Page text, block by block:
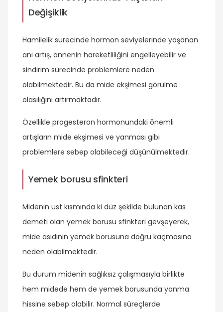
Değişiklik
Hamilelik sürecinde hormon seviyelerinde yaşanan
ani artış, annenin hareketliliğini engelleyebilir ve
sindirim sürecinde problemlere neden
olabilmektedir. Bu da mide ekşimesi görülme
olasılığını artırmaktadır.
Özellikle progesteron hormonundaki önemli
artışların mide ekşimesi ve yanması gibi
problemlere sebep olabileceği düşünülmektedir.
Yemek borusu sfinkteri
Midenin üst kısmında ki düz şekilde bulunan kas
demeti olan yemek borusu sfinkteri gevşeyerek,
mide asidinin yemek borusuna doğru kaçmasına
neden olabilmektedir.
Bu durum midenin sağlıksız çalışmasıyla birlikte
hem midede hem de yemek borusunda yanma
hissine sebep olabilir. Normal süreçlerde